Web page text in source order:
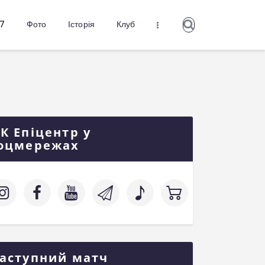
Фото Історія Клуб
Епіцентр у
матч